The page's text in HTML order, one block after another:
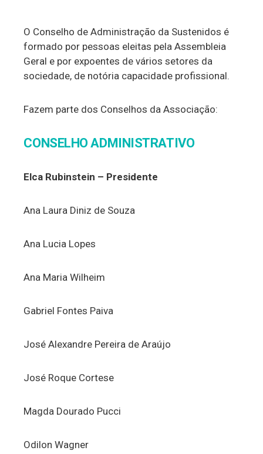
O Conselho de Administração da Sustenidos é
formado por pessoas eleitas pela Assembleia
Geral e por expoentes de vários setores da
sociedade, de notória capacidade profissional.
Fazem parte dos Conselhos da Associação:
CONSELHO ADMINISTRATIVO
Elca Rubinstein – Presidente
Ana Laura Diniz de Souza
Ana Lucia Lopes
Ana Maria Wilheim
Gabriel Fontes Paiva
José Alexandre Pereira de Araújo
José Roque Cortese
Magda Dourado Pucci
Odilon Wagner